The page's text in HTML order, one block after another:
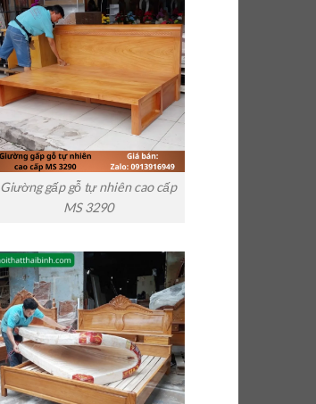
Giường gấp gỗ tự nhiên cao cấp
MS 3290